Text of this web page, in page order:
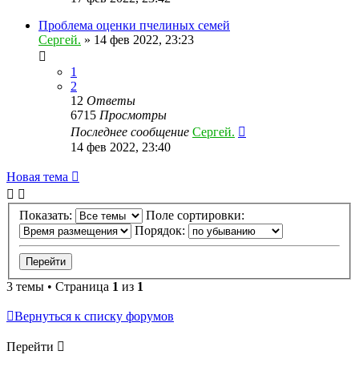
Проблема оценки пчелиных семей
Сергей. » 14 фев 2022, 23:23
1
2
12 Ответы
6715 Просмотры
Последнее сообщение Сергей.
14 фев 2022, 23:40
Новая тема
Показать:
Поле сортировки:
Порядок:
3 темы • Страница 1 из 1
Вернуться к списку форумов
Перейти